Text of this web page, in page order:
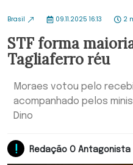
Brasil 09.11.2025 16:13 2
STF forma
Tagliaferro réu
Moraes votou pelo
acompanhado pelos
Dino
Redação O Antagonista